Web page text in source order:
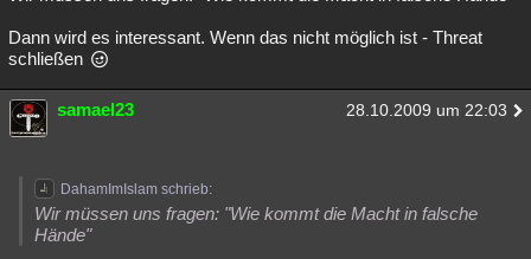
Dann wird es interessant. Wenn das nicht möglich ist - Threat
schließen
samael23 28.10.2009 um 22:03
DahamImIslam schrieb:
Wir müssen uns fragen: "Wie kommt die Macht in falsche
Hände"